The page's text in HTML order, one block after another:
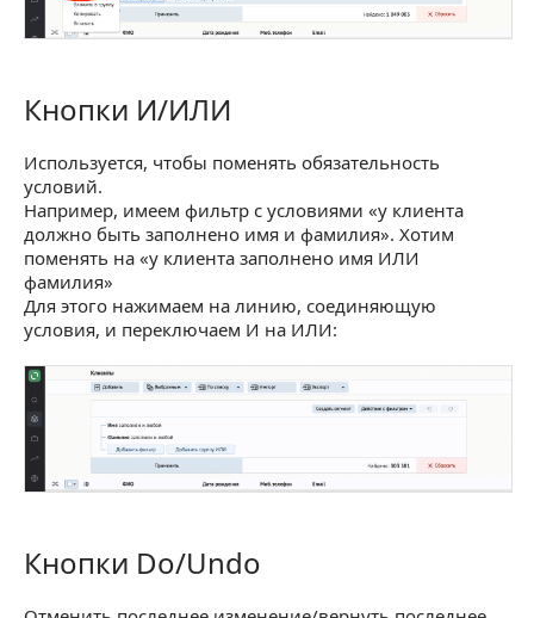
Корзина
Кнопки И/ИЛИ
Кнопки И/ИЛИ
Используется, чтобы поменять обязательность
условий.
Например, имеем фильтр с условиями «у клиента
должно быть заполнено имя и фамилия». Хотим
поменять на «у клиента заполнено имя ИЛИ
фамилия»
Для этого нажимаем на линию, соединяющую
условия, и переключаем И на ИЛИ:
Кнопки Do/Undo
Кнопки Do/Undo